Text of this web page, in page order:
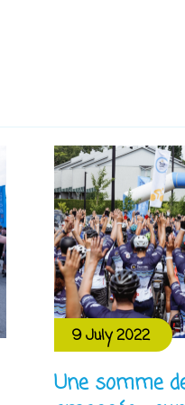
9 July 2022
Une somme